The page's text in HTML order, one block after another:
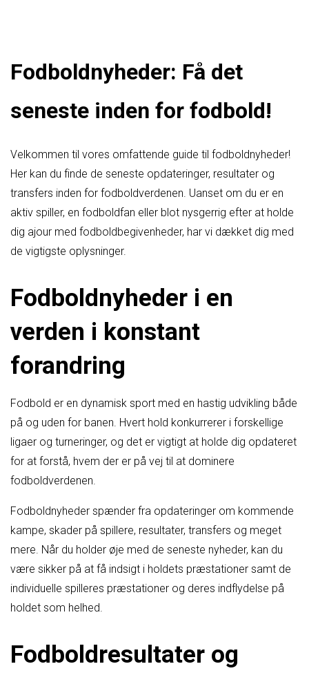
Fodboldnyheder: Få det
seneste inden for fodbold!
Velkommen til vores omfattende guide til fodboldnyheder!
Her kan du finde de seneste opdateringer, resultater og
transfers inden for fodboldverdenen. Uanset om du er en
aktiv spiller, en fodboldfan eller blot nysgerrig efter at holde
dig ajour med fodboldbegivenheder, har vi dækket dig med
de vigtigste oplysninger.
Fodboldnyheder i en
verden i konstant
forandring
Fodbold er en dynamisk sport med en hastig udvikling både
på og uden for banen. Hvert hold konkurrerer i forskellige
ligaer og turneringer, og det er vigtigt at holde dig opdateret
for at forstå, hvem der er på vej til at dominere
fodboldverdenen.
Fodboldnyheder spænder fra opdateringer om kommende
kampe, skader på spillere, resultater, transfers og meget
mere. Når du holder øje med de seneste nyheder, kan du
være sikker på at få indsigt i holdets præstationer samt de
individuelle spilleres præstationer og deres indflydelse på
holdet som helhed.
Fodboldresultater og